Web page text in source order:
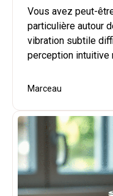
Vous avez peut-
particulière autour
vibration subtile
perception intuitive
Marceau